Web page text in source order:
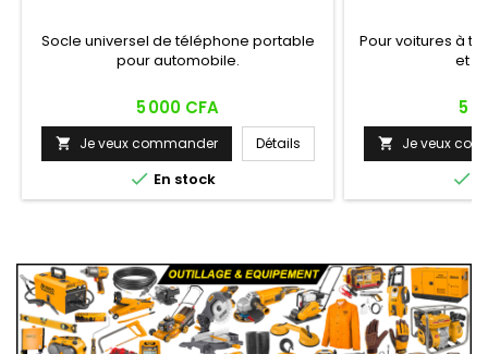
Socle universel de téléphone portable
pour automobile.
Prix
5 000 CFA
 Je veux commander Détails
 En stock
Pour voitures à
et 6
Prix
5
 Je veux
